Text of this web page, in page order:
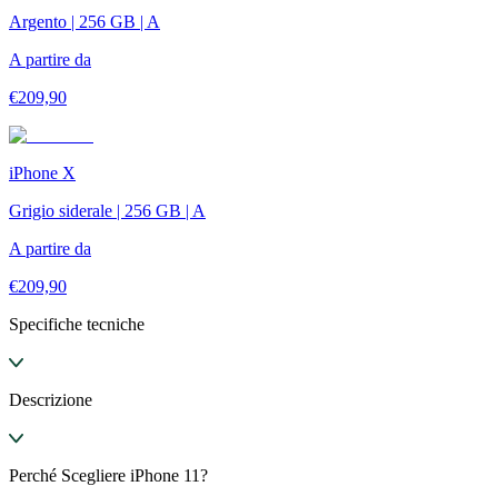
Argento | 256 GB | A
A partire da
€209,90
iPhone X
Grigio siderale | 256 GB | A
A partire da
€209,90
Specifiche tecniche
Descrizione
Perché Scegliere iPhone 11?